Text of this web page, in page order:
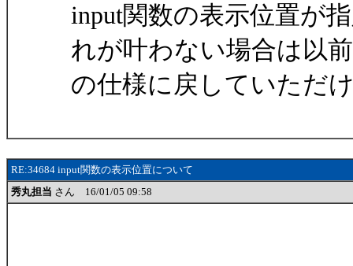
input関数の表示位置が
れが叶わない場合は以前
の仕様に戻していただ
RE:34684 input関数の表示位置について
秀丸担当 さん 16/01/05 09:58